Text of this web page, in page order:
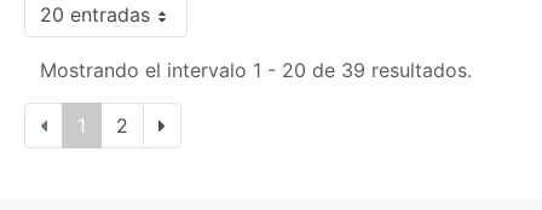
20 entradas
Mostrando el intervalo 1 - 20 de 39 resultados.
1 2